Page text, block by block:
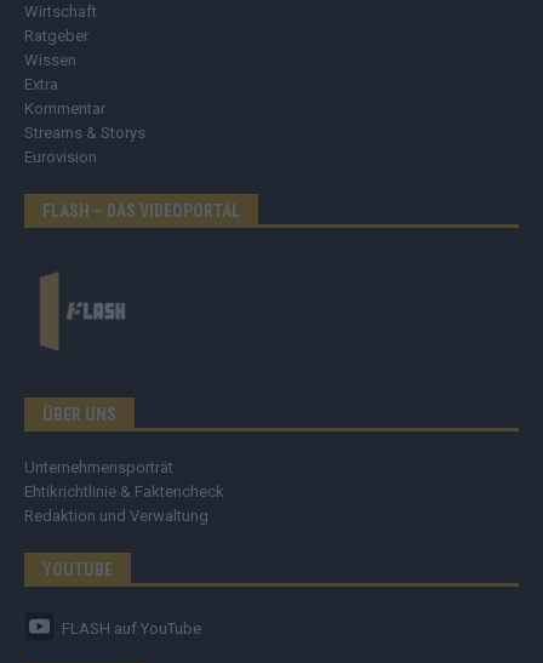
Wirtschaft
Ratgeber
Wissen
Extra
Kommentar
Streams & Storys
Eurovision
FLASH – DAS VIDEOPORTAL
ÜBER UNS
Unternehmensporträt
Ehtikrichtlinie & Faktencheck
Redaktion und Verwaltung
YOUTUBE
FLASH auf YouTube